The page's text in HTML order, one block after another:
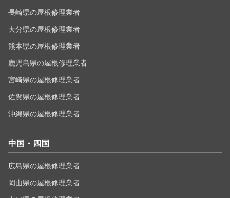
長崎県の屋根修理業者
大分県の屋根修理業者
熊本県の屋根修理業者
鹿児島県の屋根修理業者
宮崎県の屋根修理業者
佐賀県の屋根修理業者
沖縄県の屋根修理業者
中国・四国
広島県の屋根修理業者
岡山県の屋根修理業者